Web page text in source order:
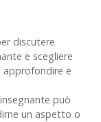
discutere
e scegliere
approfondire e
può
un aspetto o